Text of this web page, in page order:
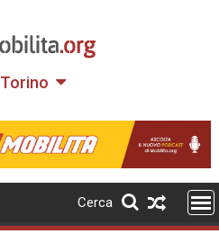
Torino
Cerca